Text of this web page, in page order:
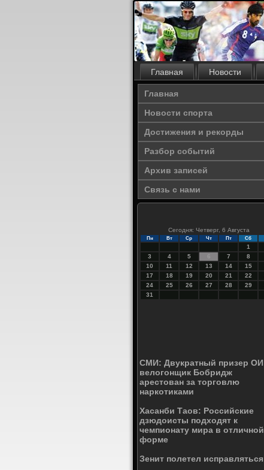
Главная Новости
Главная
Новости спорта
Достижения и рекорды
Разбор событий
Архив записей
Связь с нами
Сегодня: Четверг, 6 Августа
Пн Вт Ср Чт Пт Сб
1
3
4 5 6 7 8
10
11 12 13 14 15
17
18 19 20 21 22
24
25 26 27 28 29
31
СМИ: Двукратный призер ОИ
велогонщик Бобридж
арестован за торговлю
наркотиками
Хасанби Таов: Российские
дзюдоисты подходят к
чемпионату мира в отличной
форме
Зенит полетел исправляться